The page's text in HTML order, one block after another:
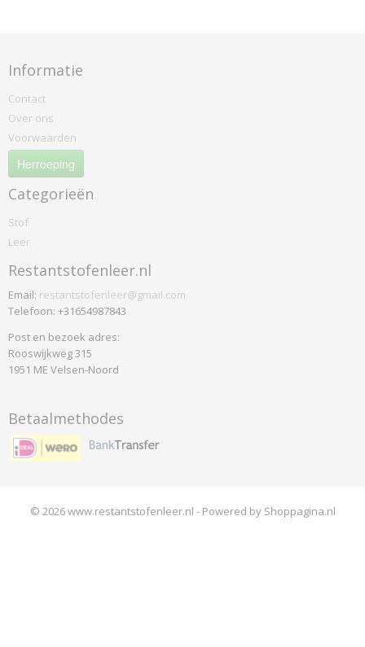
Informatie
Contact
Over ons
Voorwaarden
Herroeping
Categorieën
Stof
Leer
Restantstofenleer.nl
Email: restantstofenleer@gmail.com
Telefoon: +31654987843
Post en bezoek adres:
Rooswijkweg 315
1951 ME Velsen-Noord
Betaalmethodes
© 2026 www.restantstofenleer.nl - Powered by Shoppagina.nl